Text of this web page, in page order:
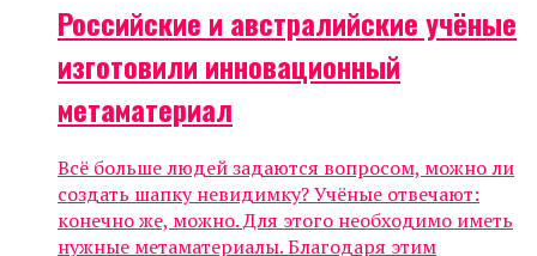
Российские и австралийские учёные
изготовили инновационный
метаматериал
Всё больше людей задаются вопросом, можно ли
создать шапку невидимку? Учёные отвечают:
конечно же, можно. Для этого необходимо иметь
нужные метаматериалы. Благодаря этим